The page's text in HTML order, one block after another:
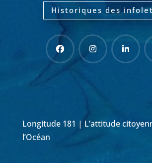
Historiques des
Longitude 181 | L’attitude
l’Océan